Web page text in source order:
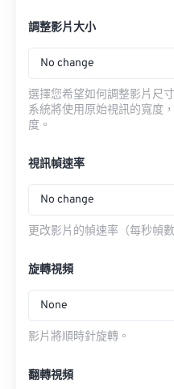
調整影片大小
No change
選擇您希望如何調整影片尺
系統將使用原始視訊的寬度
度。
視訊幀速率
No change
更改影片的幀速率（每秒幀數
旋轉視頻
None
影片將順時針旋轉。
翻轉視頻